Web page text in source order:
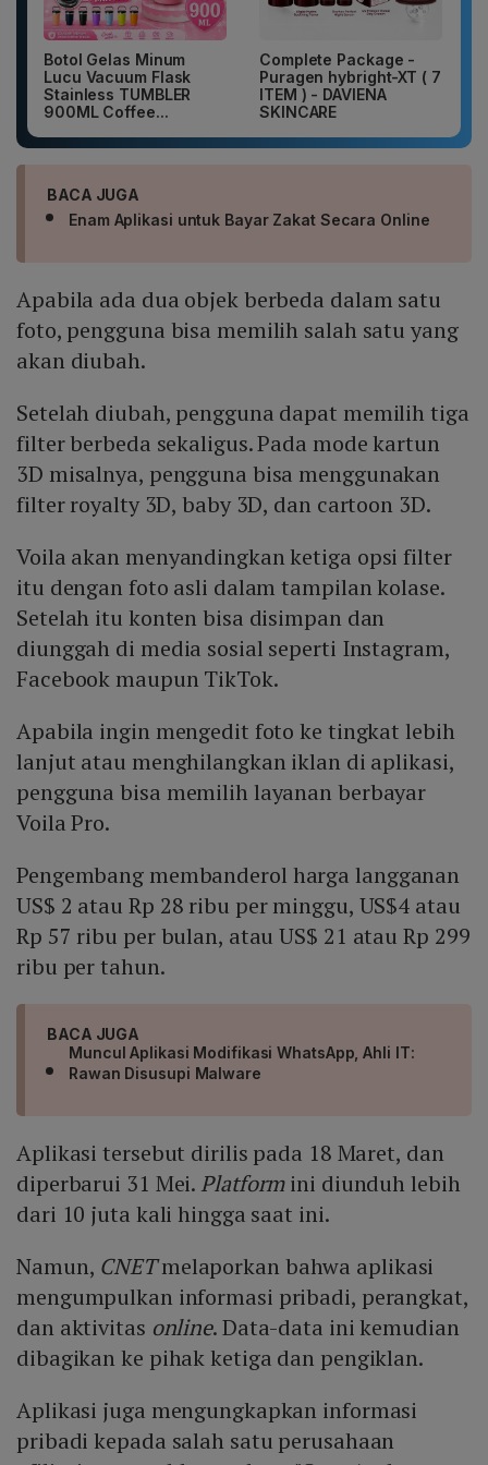
Botol Gelas Minum
Lucu Vacuum Flask
Stainless TUMBLER
900ML Coffee...
Complete Package -
Puragen hybright-XT ( 7
ITEM ) - DAVIENA
SKINCARE
BACA JUGA
Enam Aplikasi untuk Bayar Zakat Secara Online
Apabila ada dua objek berbeda dalam satu
foto, pengguna bisa memilih salah satu yang
akan diubah.
Setelah diubah, pengguna dapat memilih tiga
filter berbeda sekaligus. Pada mode kartun
3D misalnya, pengguna bisa menggunakan
filter royalty 3D, baby 3D, dan cartoon 3D.
Voila akan menyandingkan ketiga opsi filter
itu dengan foto asli dalam tampilan kolase.
Setelah itu konten bisa disimpan dan
diunggah di media sosial seperti Instagram,
Facebook maupun TikTok.
Apabila ingin mengedit foto ke tingkat lebih
lanjut atau menghilangkan iklan di aplikasi,
pengguna bisa memilih layanan berbayar
Voila Pro.
Pengembang membanderol harga langganan
US$ 2 atau Rp 28 ribu per minggu, US$4 atau
Rp 57 ribu per bulan, atau US$ 21 atau Rp 299
ribu per tahun.
BACA JUGA
Muncul Aplikasi Modifikasi WhatsApp, Ahli IT:
Rawan Disusupi Malware
Aplikasi tersebut dirilis pada 18 Maret, dan
diperbarui 31 Mei. Platformini diunduh lebih
dari 10 juta kali hingga saat ini.
Namun, CNETmelaporkan bahwa aplikasi
mengumpulkan informasi pribadi, perangkat,
dan aktivitas online. Data-data ini kemudian
dibagikan ke pihak ketiga dan pengiklan.
Aplikasi juga mengungkapkan informasi
pribadi kepada salah satu perusahaan